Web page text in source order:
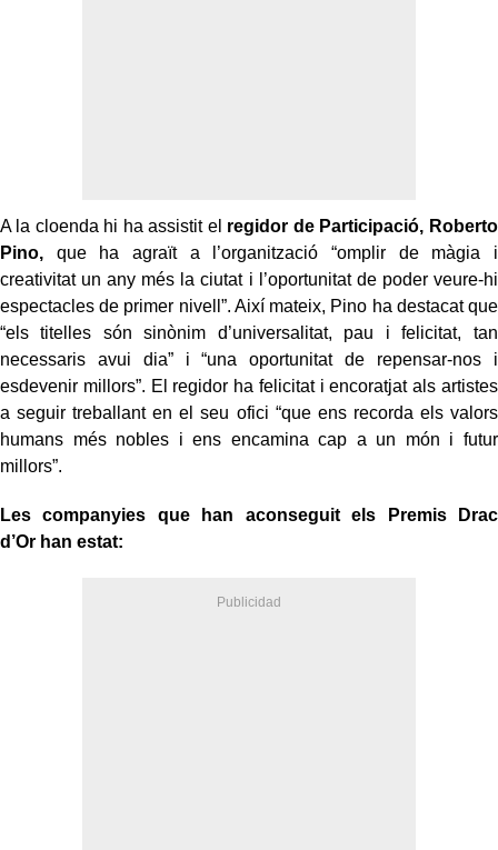
A la cloenda hi ha assistit el regidor de Participació, Roberto
Pino, que ha agraït a l’organització “omplir de màgia i
creativitat un any més la ciutat i l’oportunitat de poder veure-hi
espectacles de primer nivell”. Així mateix, Pino ha destacat que
“els titelles són sinònim d’universalitat, pau i felicitat, tan
necessaris avui dia” i “una oportunitat de repensar-nos i
esdevenir millors”. El regidor ha felicitat i encoratjat als artistes
a seguir treballant en el seu ofici “que ens recorda els valors
humans més nobles i ens encamina cap a un món i futur
millors”.
Les companyies que han aconseguit els Premis Drac
d’Or han estat: